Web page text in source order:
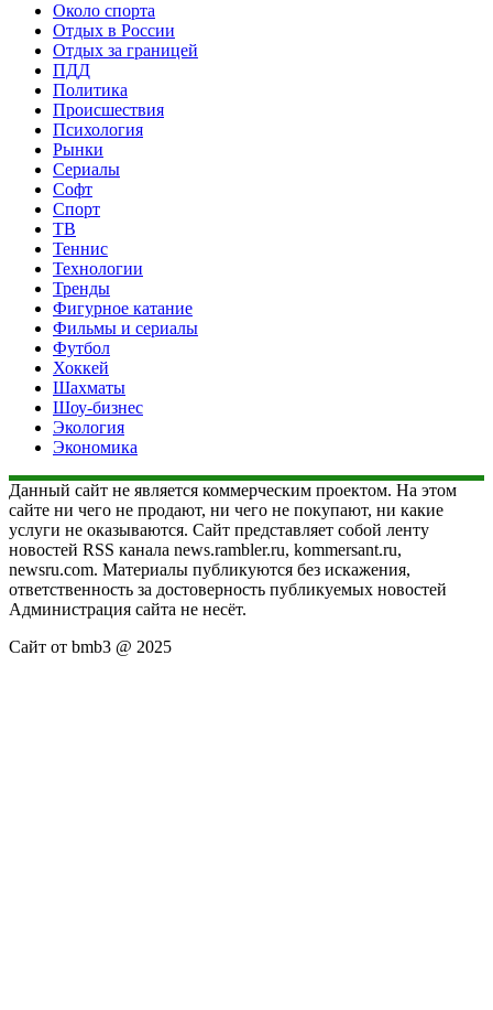
Около спорта
Отдых в России
Отдых за границей
ПДД
Политика
Происшествия
Психология
Рынки
Сериалы
Софт
Спорт
ТВ
Теннис
Технологии
Тренды
Фигурное катание
Фильмы и сериалы
Футбол
Хоккей
Шахматы
Шоу-бизнес
Экология
Экономика
Данный сайт не является коммерческим проектом. На этом
сайте ни чего не продают, ни чего не покупают, ни какие
услуги не оказываются. Сайт представляет собой ленту
новостей RSS канала news.rambler.ru, kommersant.ru,
newsru.com. Материалы публикуются без искажения,
ответственность за достоверность публикуемых новостей
Администрация сайта не несёт.
Сайт от bmb3 @ 2025